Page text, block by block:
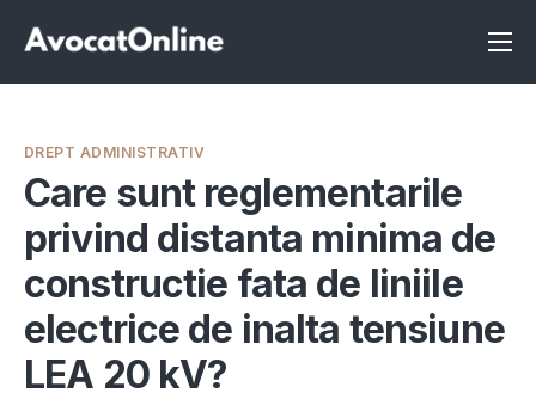
Înscrie-te ca avocat
Servicii
Despre noi
Programeaza consultanta
Intrebari
DREPT ADMINISTRATIV
Care sunt reglementarile
privind distanta minima de
constructie fata de liniile
electrice de inalta tensiune
LEA 20 kV?